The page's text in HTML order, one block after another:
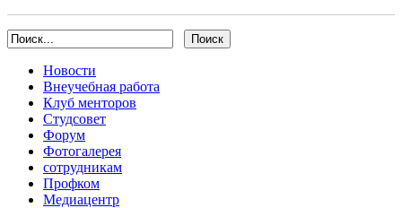
Новости
Внеучебная работа
Клуб менторов
Студсовет
Форум
Фотогалерея
сотрудникам
Профком
Медиацентр